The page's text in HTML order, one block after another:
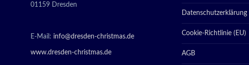
01159 Dresden
E-Mail: info@dresden-christmas.de
www.dresden-christmas.de
Datenschutzerklärung
Cookie-Richtlinie (EU)
AGB